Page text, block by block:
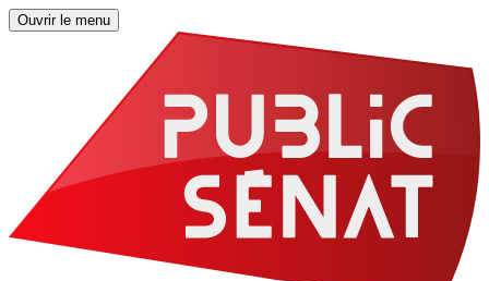
Ouvrir le menu